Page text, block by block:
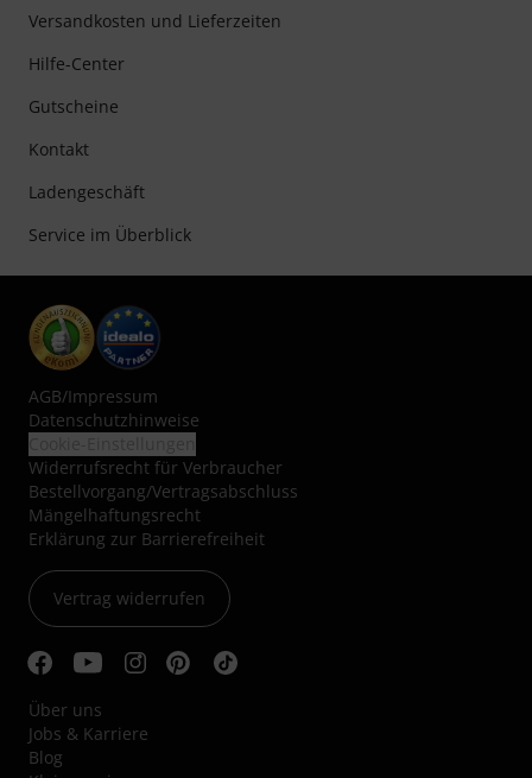
Versandkosten und Lieferzeiten
Hilfe-Center
Gutscheine
Kontakt
Ladengeschäft
Service im Überblick
AGB/Impressum
Datenschutzhinweise
Widerrufsrecht für Verbraucher
Bestellvorgang/Vertragsabschluss
Mängelhaftungsrecht
Erklärung zur Barrierefreiheit
Vertrag widerrufen
Über uns
Jobs & Karriere
Blog